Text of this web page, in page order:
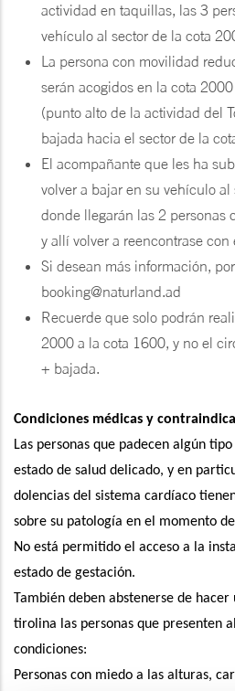
actividad en taquillas, las 3
vehículo al sector de la cota
La persona con movilidad
serán acogidos en la cota
(punto alto de la actividad del
bajada hacia el sector de la
El acompañante que les ha
volver a bajar en su vehículo
donde llegarán las 2 personas
y allí volver a reencontrase con
Si desean más información,
booking@naturland.ad
Recuerde que solo podrán
2000 a la cota 1600, y no el
+ bajada.
Condiciones médicas y
Las personas que padecen algún
estado de salud delicado, y en
dolencias del sistema cardíaco
sobre su patología en el momento
No está permitido el acceso a la
estado de gestación.
También deben abstenerse de
tirolina las personas que presenten
condiciones:
Personas con miedo a las alturas,